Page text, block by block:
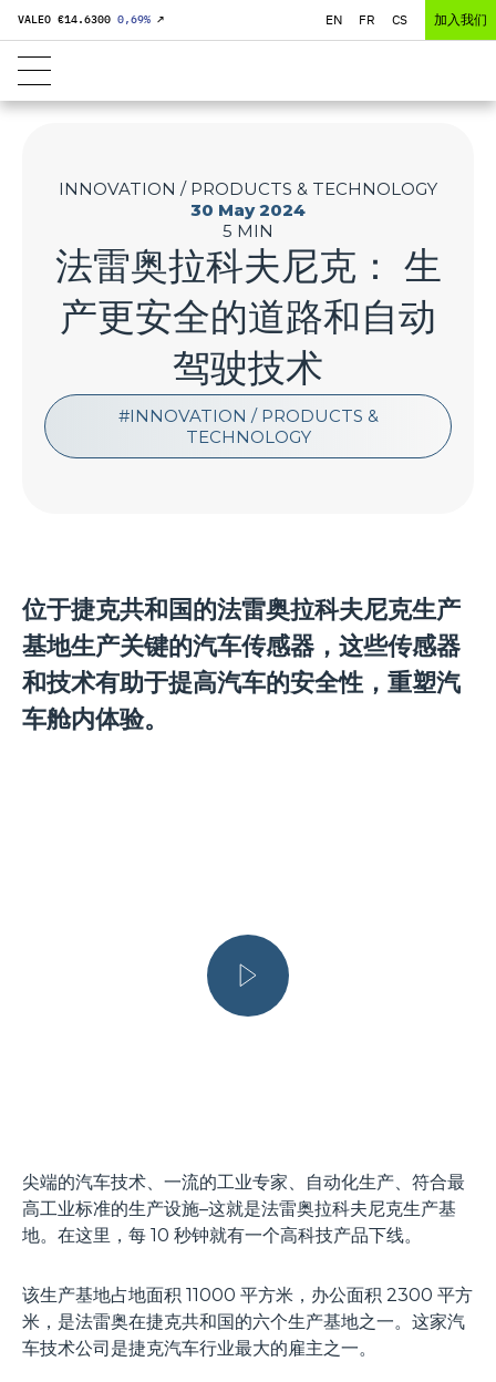
VALEO €14.6300 0,69% ↗ EN FR CS 加入我们
INNOVATION / PRODUCTS &
TECHNOLOGY
INNOVATION / PRODUCTS & TECHNOLOGY
30 May 2024
5 MIN
法雷奥拉科夫尼克： 生
产更安全的道路和自动
驾驶技术
位于捷克共和国的法雷奥拉科夫尼克生产
基地生产关键的汽车传感器，这些传感器
和技术有助于提高汽车的安全性，重塑汽
车舱内体验。
尖端的汽车技术、一流的工业专家、自动化生产、符合最
高工业标准的生产设施–这就是法雷奥拉科夫尼克生产基
地。在这里，每 10 秒钟就有一个高科技产品下线。
该生产基地占地面积 11000 平方米，办公面积 2300 平方
米，是法雷奥在捷克共和国的六个生产基地之一。这家汽
车技术公司是捷克汽车行业最大的雇主之一。